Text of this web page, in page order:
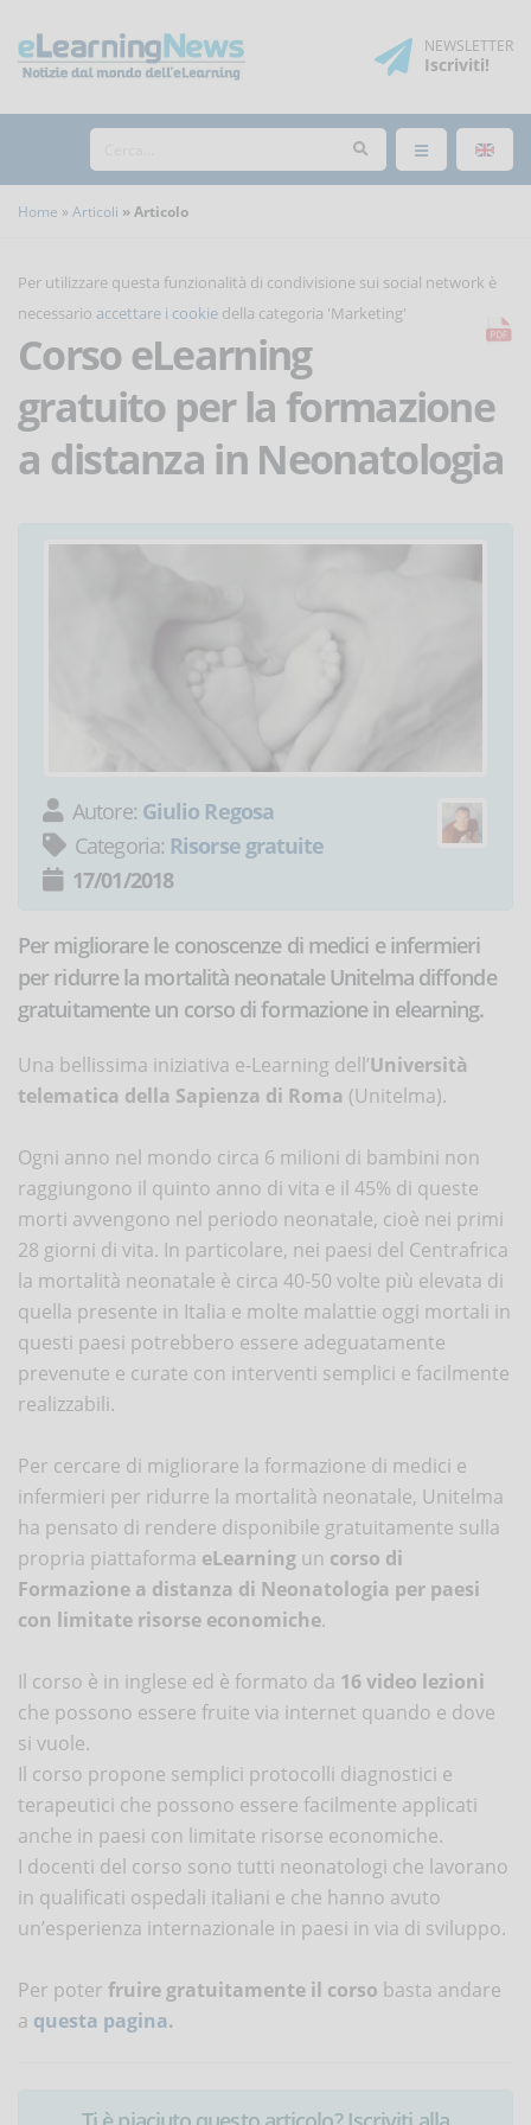
NEWSLETTER
Iscriviti!
Home Articoli Articolo
Per utilizzare questa funzionalità di condivisione sui social network è
necessario accettare i cookie della categoria 'Marketing'
Corso eLearning
gratuito per la formazione
a distanza in Neonatologia
Autore: Giulio Regosa
Categoria: Risorse gratuite
17/01/2018
Per migliorare le conoscenze di medici e infermieri
per ridurre la mortalità neonatale Unitelma diffonde
gratuitamente un corso di formazione in elearning.
Una bellissima iniziativa e-Learning dell’Università
telematica della Sapienza di Roma (Unitelma).
Ogni anno nel mondo circa 6 milioni di bambini non
raggiungono il quinto anno di vita e il 45% di queste
morti avvengono nel periodo neonatale, cioè nei primi
28 giorni di vita. In particolare, nei paesi del Centrafrica
la mortalità neonatale è circa 40-50 volte più elevata di
quella presente in Italia e molte malattie oggi mortali in
questi paesi potrebbero essere adeguatamente
prevenute e curate con interventi semplici e facilmente
realizzabili.
Per cercare di migliorare la formazione di medici e
infermieri per ridurre la mortalità neonatale, Unitelma
ha pensato di rendere disponibile gratuitamente sulla
propria piattaforma eLearning un corso di
Formazione a distanza di Neonatologia per paesi
con limitate risorse economiche.
Il corso è in inglese ed è formato da 16 video lezioni
che possono essere fruite via internet quando e dove
si vuole.
Il corso propone semplici protocolli diagnostici e
terapeutici che possono essere facilmente applicati
anche in paesi con limitate risorse economiche.
I docenti del corso sono tutti neonatologi che lavorano
in qualificati ospedali italiani e che hanno avuto
un’esperienza internazionale in paesi in via di sviluppo.
Per poter fruire gratuitamente il corso basta andare
a questa pagina.